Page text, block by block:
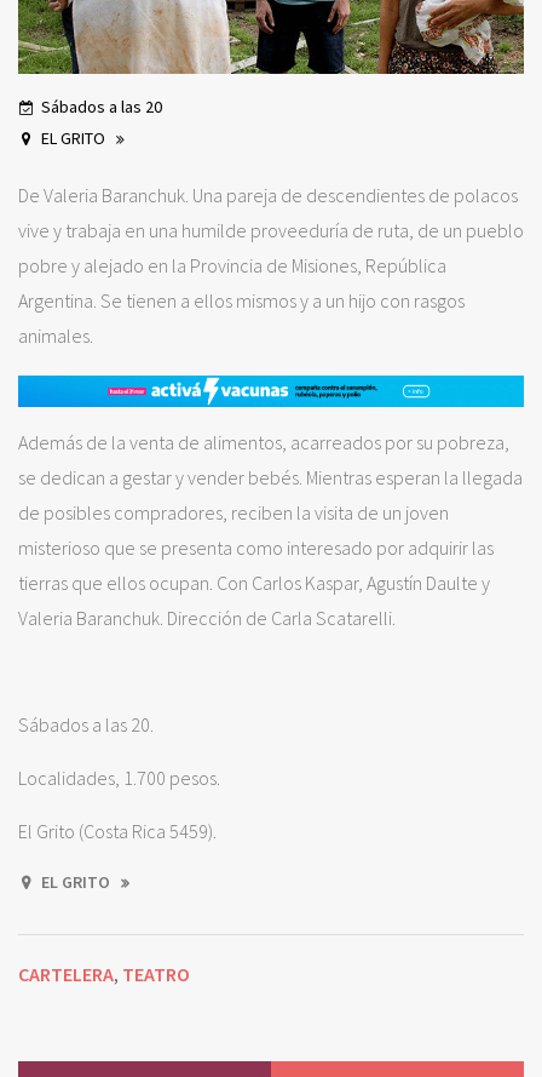
Sábados a las 20
EL GRITO
De Valeria Baranchuk. Una pareja de descendientes de polacos
vive y trabaja en una humilde proveeduría de ruta, de un pueblo
pobre y alejado en la Provincia de Misiones, República
Argentina. Se tienen a ellos mismos y a un hijo con rasgos
animales.
Además de la venta de alimentos, acarreados por su pobreza,
se dedican a gestar y vender bebés. Mientras esperan la llegada
de posibles compradores, reciben la visita de un joven
misterioso que se presenta como interesado por adquirir las
tierras que ellos ocupan. Con Carlos Kaspar, Agustín Daulte y
Valeria Baranchuk. Dirección de Carla Scatarelli.
Sábados a las 20.
Localidades, 1.700 pesos.
El Grito (Costa Rica 5459).
EL GRITO
CARTELERA, TEATRO